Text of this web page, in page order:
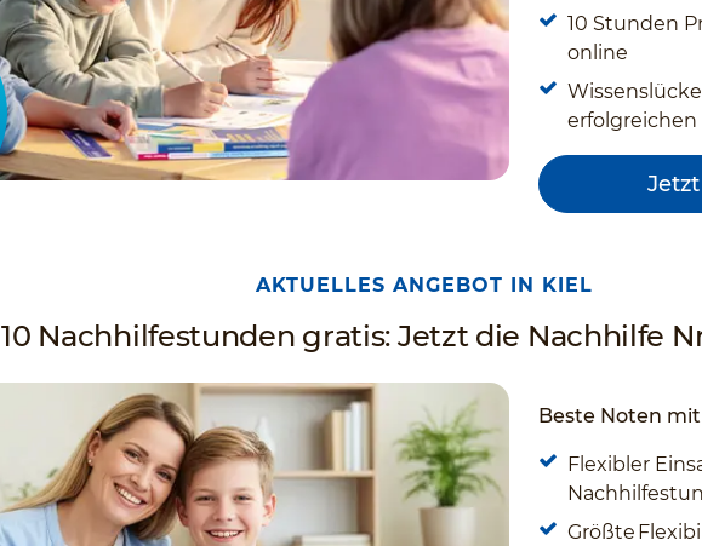
10 Stunden
online
erfolgreichen
AKTUELLES ANGEBOT IN KIEL
10 Nachhilfestunden gratis: Jetzt die Nachhilfe
Beste Noten
Flexibler
Größte